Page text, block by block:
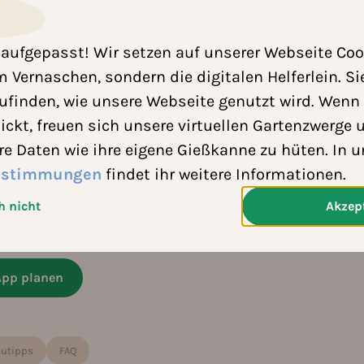
Wir setzen auf unserer Webseite
Vernaschen, sondern die digitalen Helferlein.
wie unsere Webseite genutzt wird.
freuen sich unsere virtuellen Gartenzwerge
Daten wie ihre eigene Gießkanne zu hüten. In
findet ihr weitere Informationen.
nicht
11b, kannst du fast ganzjährig pflanzen.
bis April geerntet werden. Tomaten
von Dezember bis März zu ernten. Zucchini
Oktober und Ernte von Dezember bis März.
ganzjährig gärtnern, der Kalender zeigt die zuverlässigsten
Hermanus, Franschhoek, Malmesbury
planen
FAQ